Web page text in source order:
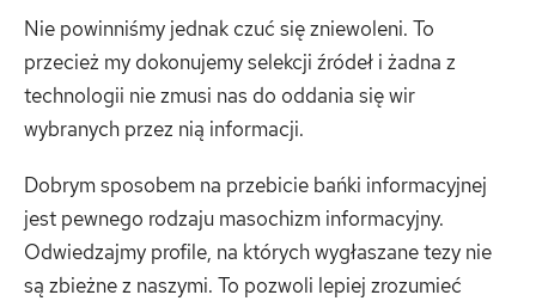
Nie powinniśmy jednak czuć się zniewoleni. To
przecież my dokonujemy selekcji źródeł i żadna z
technologii nie zmusi nas do oddania się wir
wybranych przez nią informacji.
Dobrym sposobem na przebicie bańki informacyjnej
jest pewnego rodzaju masochizm informacyjny.
Odwiedzajmy profile, na których wygłaszane tezy nie
są zbieżne z naszymi. To pozwoli lepiej zrozumieć